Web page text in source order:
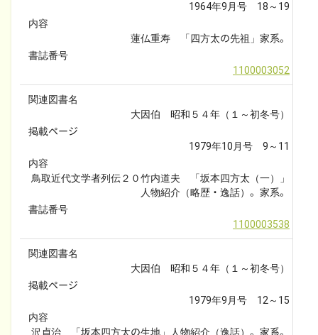
1964年9月号　18～19
内容
蓮仏重寿　「四方太の先祖」家系。
書誌番号
1100003052
関連図書名
大因伯　昭和５４年（１～初冬号）
掲載ページ
1979年10月号　9～11
内容
鳥取近代文学者列伝２０竹内道夫　「坂本四方太（一）」
人物紹介（略歴・逸話）。家系。
書誌番号
1100003538
関連図書名
大因伯　昭和５４年（１～初冬号）
掲載ページ
1979年9月号　12～15
内容
沢貞治　「坂本四方太の生地」人物紹介（逸話）。家系。